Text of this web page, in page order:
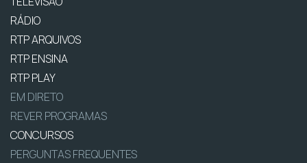
RÁDIO
RTP ARQUIVOS
RTP ENSINA
RTP PLAY
EM DIRETO
REVER PROGRAMAS
CONCURSOS
PERGUNTAS FREQUENTES